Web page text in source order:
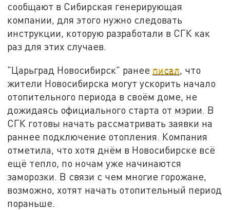
сообщают в Сибирская генерирующая
компании, для этого нужно следовать
инструкции, которую разработали в СГК как
раз для этих случаев.
"Царьград Новосибирск" ранее писал, что
жители Новосибирска могут ускорить начало
отопительного периода в своём доме, не
дожидаясь официального старта от мэрии. В
СГК готовы начать рассматривать заявки на
раннее подключение отопления. Компания
отметила, что хотя днём в Новосибирске всё
ещё тепло, по ночам уже начинаются
заморозки. В связи с чем многие горожане,
возможно, хотят начать отопительный период
пораньше.